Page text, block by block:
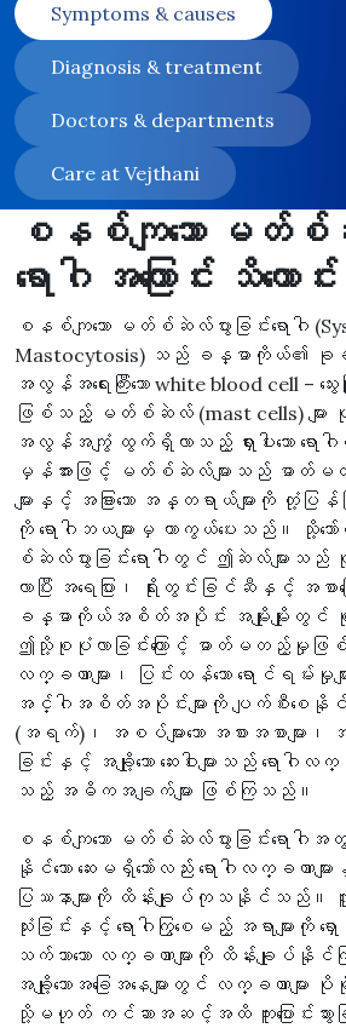
Symptoms & causes
Diagnosis & treatment
Doctors & departments
Care at Vejthani
စနစ်ကျသော မတ်စ်ဆဲ
ရောဂါ အကြောင်း သိကော
စနစ်ကျသော မတ်စ်ဆဲလ်ပွားခြင်းရောဂါ
Mastocytosis) သည် ခန္ဓာကိုယ်၏
အလွန်အရေးကြီးသော white blood cell – သွ
ဖြစ်သည့် မတ်စ်ဆဲလ် (mast cells) မျ
အလွန်အကျွံ ထွက်ရှိလာသည့် ရှားပါးသော ရေ
မှန်အားဖြင့် မတ်စ်ဆဲလ်များသည် ဓာတ်မ
များနှင့် အခြားသော အန္တရာယ်များကို တုံ့
ကို ရောဂါဘယများမှ ကာကွယ်ပေးသည်။
စ်ဆဲလ်ပွားခြင်းရောဂါတွင် ဤဆဲလ်များသည်
လာပြီး အရေပြား၊ ရိုးတွင်းခြင်ဆီနှင့် အစာခြ
ခန္ဓာကိုယ်အစိတ်အပိုင်း အမျိုးမျိုးတွ
ဤသို့စုပုံလာခြင်းကြောင့် ဓာတ်မတည့်မှုဖြ
လက္ခဏာများ၊ ပြင်းထန်သော ရောင်ရမ်းမှုမျာ
အင်္ဂါအစိတ်အပိုင်းများကို ပျက်စီးစ
(အရက်)၊ အစပ်များသော အစားအစာမျ
ခြင်းနှင့် အချို့သော ဆေးဝါးများသည် ရောဂါ
သည့် အဓိကအချက်များ ဖြစ်ကြသည်။
စနစ်ကျသော မတ်စ်ဆဲလ်ပွားခြင်းရောဂ
နိုင်သော ဆေးမရှိသော်လည်း ရောဂါလက္ခဏာမ
ပြဿနာများကို ထိန်းချုပ်ကုသနိုင်သည်။ လူအမ
သုံးခြင်းနှင့် ရောဂါကြွစေမည့် အရာများကို ရှ
သက်သာသော လက္ခဏာများကို ထိန်းချုပ်နို
အချို့သောအခြေအနေများတွင် လက္ခဏာများ ပိုမို
သို့မဟုတ် ကင်ဆာအဆင့်အထိ ကူးပြောင်းသွား